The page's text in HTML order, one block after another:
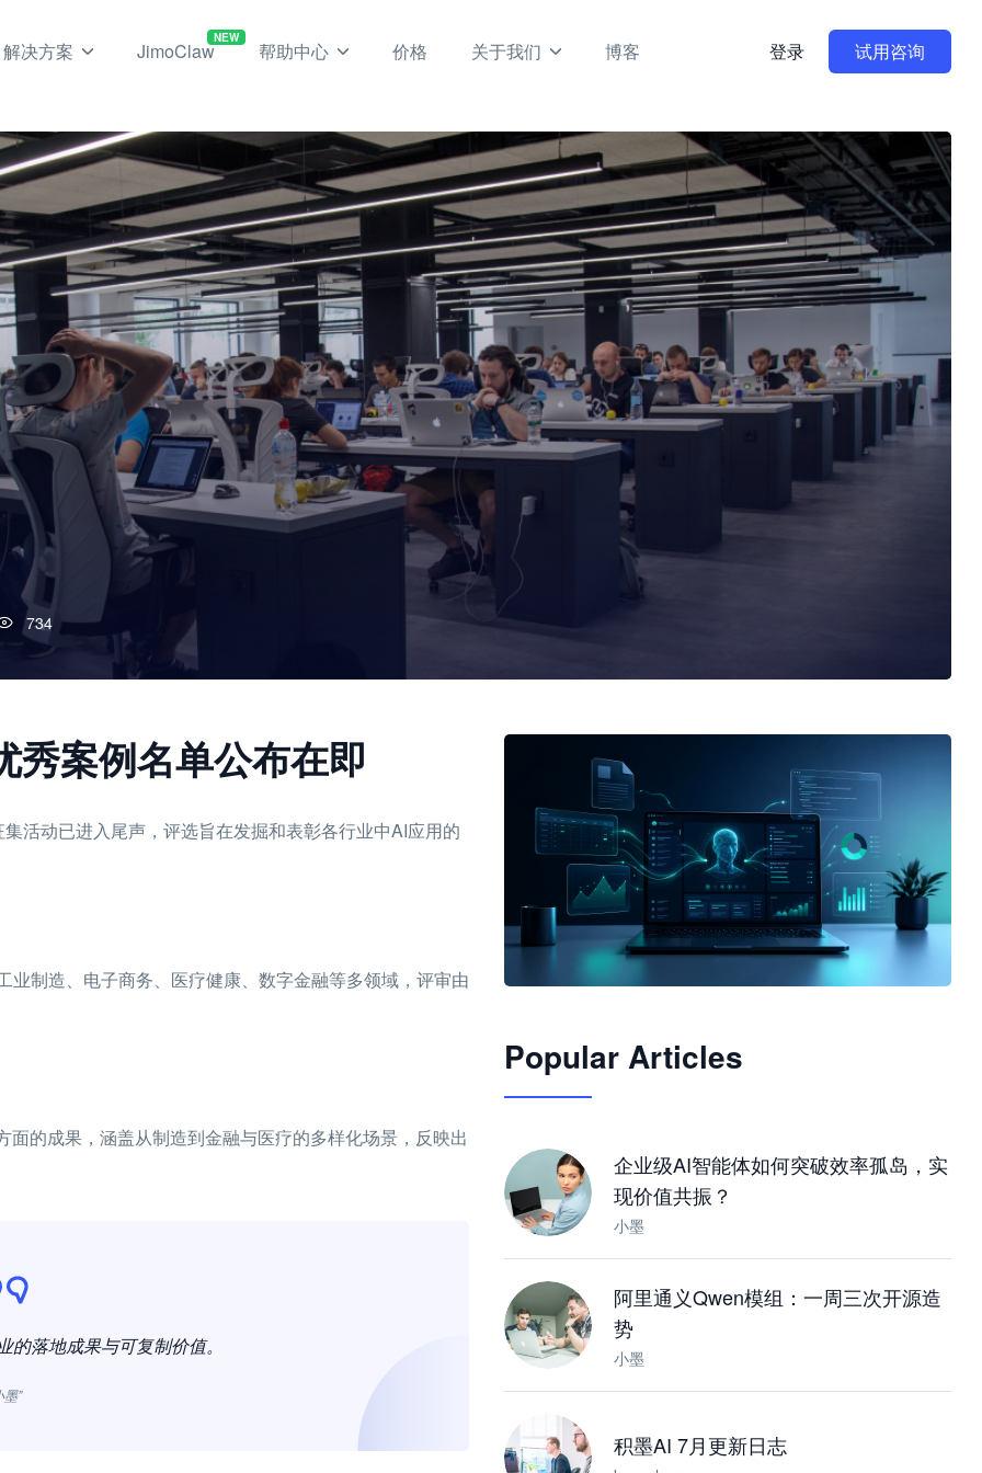
解决方案 JimoClaw
NEW
帮助中心 价格 关于我们 博客 登录 试用咨询
734
秀案例名单公布在即
活动已进入尾声，评选旨在发掘和表彰各行业中AI应用的
制造、电子商务、医疗健康、数字金融等多领域，评审由
的成果，涵盖从制造到金融与医疗的多样化场景，反映出
落地成果与可复制价值。
墨”
JimoClaw 桌面 AI Agent 工作台
Popular Articles
企业级AI智能体如何突破效率孤岛，实
现价值共振？
小墨
阿里通义Qwen模组：一周三次开源造
势
小墨
积墨AI 7月更新日志